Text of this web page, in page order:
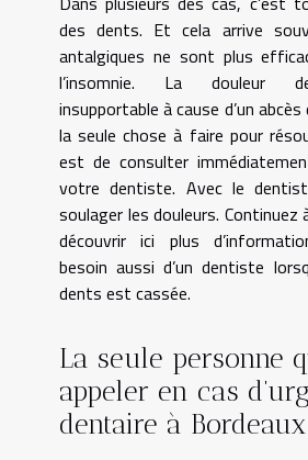
des dents. Et cela arrive
antalgiques ne sont plus
l’insomnie. La douleur
insupportable à cause d’un
la seule chose à faire pour
est de consulter
votre dentiste. Avec le
soulager les douleurs. Continuez
découvrir ici plus
besoin aussi d’un dentiste
dents est cassée.
La seule personne
appeler en cas
dentaire à Bordeaux